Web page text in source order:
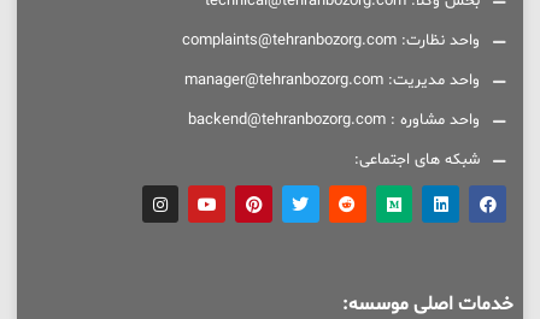
واحد نظارت: complaints@tehranbozorg.com
واحد مدیریت: manager@tehranbozorg.com
واحد مشاوره : backend@tehranbozorg.com
شبکه های اجتماعی:
خدمات اصلی موسسه: